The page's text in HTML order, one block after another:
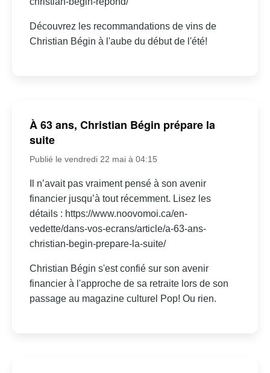
Découvrez les recommandations de vins de
Christian Bégin à l'aube du début de l'été!
À 63 ans, Christian Bégin prépare la
suite
Publié le vendredi 22 mai à 04:15
Il n’avait pas vraiment pensé à son avenir
financier jusqu’à tout récemment. Lisez les
détails : https://www.noovomoi.ca/en-
vedette/dans-vos-ecrans/article/a-63-ans-
christian-begin-prepare-la-suite/
Christian Bégin s'est confié sur son avenir
financier à l'approche de sa retraite lors de son
passage au magazine culturel Pop! Ou rien.